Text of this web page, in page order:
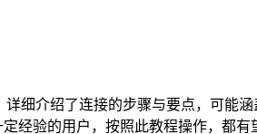
细介绍了连接的步骤与要点，可能
经验的用户，按照此教程操作，都有